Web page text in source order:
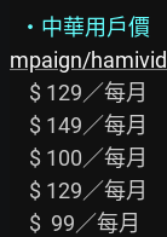
・中華用戶價
mpaign/